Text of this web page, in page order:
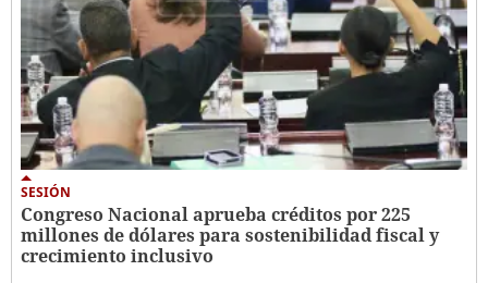
SESIÓN
Congreso Nacional aprueba créditos por 225
millones de dólares para sostenibilidad fiscal y
crecimiento inclusivo